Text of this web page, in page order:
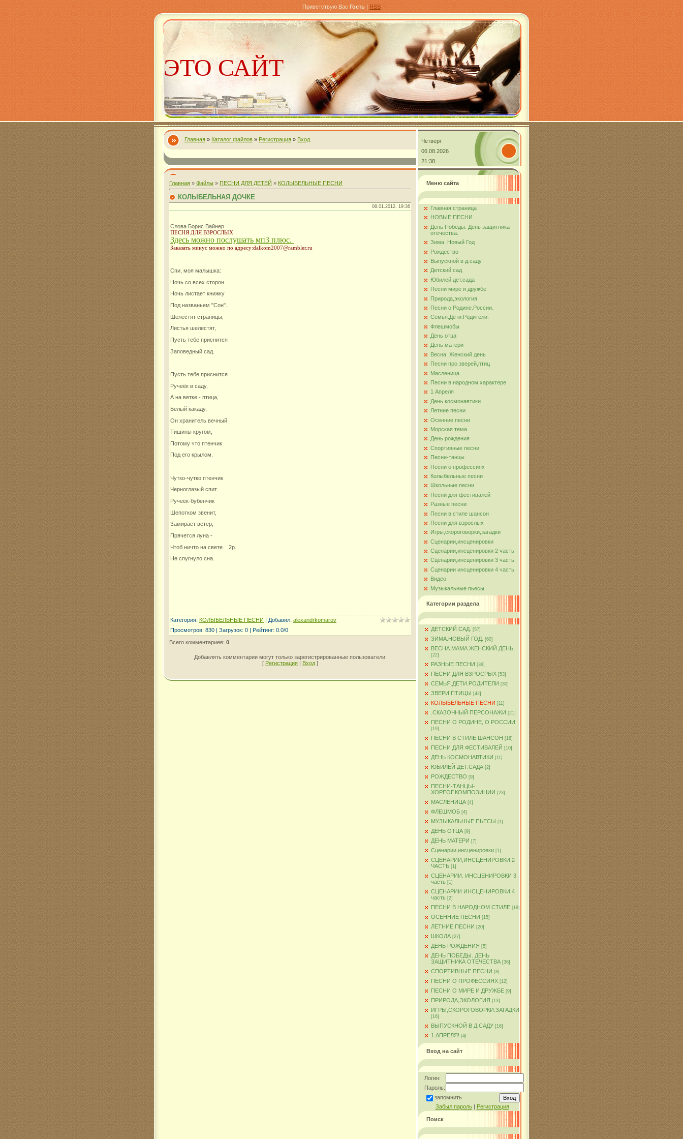
Приветствую Вас Гость | RSS
ЭТО САЙТ
Александра
Комарова
Главная » Каталог файлов » Регистрация » Вход
Четверг
06.08.2026
21:38
Главная » Файлы » ПЕСНИ ДЛЯ ДЕТЕЙ » КОЛЫБЕЛЬНЫЕ ПЕСНИ
КОЛЫБЕЛЬНАЯ ДОЧКЕ
08.01.2012, 19:36
Слова Борис Вайнер
ПЕСНЯ ДЛЯ ВЗРОСЛЫХ
Здесь можно послушать мп3 плюс.
Заказать минус можно по адресу:dalkom2007@rambler.ru
Спи, моя малышка:
Ночь со всех сторон.
Ночь листает книжку
Под названьем "Сон".
Шелестят страницы,
Листья шелестят,
Пусть тебе приснится
Заповедный сад.
Пусть тебе приснится
Ручеёк в саду,
А на ветке - птица,
Белый какаду,
Он хранитель вечный
Тишины кругом,
Потому что птенчик
Под его крылом.
Чутко-чутко птенчик
Черноглазый спит.
Ручеёк-бубенчик
Шепотком звенит,
Замирает ветер,
Прячется луна -
Чтоб ничто на свете 2р.
Не спугнуло сна.
Категория: КОЛЫБЕЛЬНЫЕ ПЕСНИ | Добавил: alexandrkomarov
Просмотров: 830 | Загрузок: 0 | Рейтинг: 0.0/0
Всего комментариев: 0
Добавлять комментарии могут только зарегистрированные пользователи.
[ Регистрация | Вход ]
Меню сайта
Главная страница
НОВЫЕ ПЕСНИ
День Победы. День защитника
отечества.
Зима. Новый Год
Рождество
Выпускной в д.саду
Детский сад
Юбилей дет.сада
Песни мире и дружбе
Природа,экология.
Песни о Родине.России.
Семья.Дети.Родители.
Флешмобы
День отца
День матери
Весна. Женский день
Песни про зверей,птиц
Масленица
Песни в народном характере
1 Апреля
День космонавтики
Летние песни
Осенние песни
Морская тема
День рождения
Спортивные песни
Песни-танцы.
Песни о профессиях
Колыбельные песни
Школьные песни
Песни для фестивалей
Разные песни
Песни в стиле шансон
Песни для взрослых
Игры,скороговорки,загадки
Сценарии,инсценировки
Сценарии,инсценировки 2 часть
Сценарии,инсценировки 3 часть
Сценарии инсценировки 4 часть
Видео
Музыкальные пьесы
Категории раздела
ДЕТСКИЙ САД. [57]
ЗИМА.НОВЫЙ ГОД. [60]
ВЕСНА.МАМА.ЖЕНСКИЙ ДЕНЬ.
[22]
РАЗНЫЕ ПЕСНИ [39]
ПЕСНИ ДЛЯ ВЗРОСРЫХ [53]
СЕМЬЯ.ДЕТИ.РОДИТЕЛИ [30]
ЗВЕРИ.ПТИЦЫ [42]
КОЛЫБЕЛЬНЫЕ ПЕСНИ [11]
.СКАЗОЧНЫЙ ПЕРСОНАЖИ [21]
ПЕСНИ О РОДИНЕ, О РОССИИ
[19]
ПЕСНИ В СТИЛЕ ШАНСОН [18]
ПЕСНИ ДЛЯ ФЕСТИВАЛЕЙ [10]
ДЕНЬ КОСМОНАВТИКИ [11]
ЮБИЛЕЙ ДЕТ.САДА [2]
РОЖДЕСТВО [9]
ПЕСНИ-ТАНЦЫ-
ХОРЕОГ.КОМПОЗИЦИИ [23]
МАСЛЕНИЦА [4]
ФЛЕШМОБ [4]
МУЗЫКАЛЬНЫЕ ПЬЕСЫ [1]
ДЕНЬ ОТЦА [9]
ДЕНЬ МАТЕРИ [7]
Сценарии,инсценировки [1]
СЦЕНАРИИ,ИНСЦЕНИРОВКИ 2
ЧАСТЬ [1]
СЦЕНАРИИ. ИНСЦЕНИРОВКИ 3
часть [1]
СЦЕНАРИИ ИНСЦЕНИРОВКИ 4
часть [2]
ПЕСНИ В НАРОДНОМ СТИЛЕ [18]
ОСЕННИЕ ПЕСНИ [15]
ЛЕТНИЕ ПЕСНИ [20]
ШКОЛА [27]
ДЕНЬ РОЖДЕНИЯ [5]
ДЕНЬ ПОБЕДЫ. ДЕНЬ
ЗАЩИТНИКА ОТЕЧЕСТВА [36]
СПОРТИВНЫЕ ПЕСНИ [8]
ПЕСНИ О ПРОФЕССИЯХ [12]
ПЕСНИ О МИРЕ И ДРУЖБЕ [9]
ПРИРОДА,ЭКОЛОГИЯ [13]
ИГРЫ,СКОРОГОВОРКИ.ЗАГАДКИ
[16]
ВЫПУСКНОЙ В Д.САДУ [16]
1 АПРЕЛЯ! [4]
Вход на сайт
Логин:
Пароль:
запомнить
Забыл пароль| Регистрация
Поиск